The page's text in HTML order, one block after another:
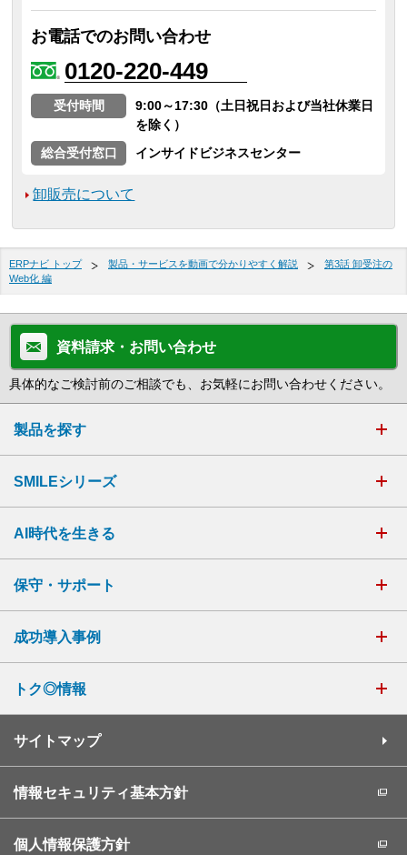
お電話でのお問い合わせ
0120-220-449
受付時間
9:00～17:30（土日祝日および当社休業日
を除く）
総合受付窓口
インサイドビジネスセンター
卸販売について
ERPナビ トップ 製品・サービスを動画で分かりやすく解説
第3話 卸受注の
Web化 編
資料請求・お問い合わせ
具体的なご検討前のご相談でも、お気軽にお問い合わせください。
製品を探す
SMILEシリーズ
AI時代を生きる
保守・サポート
成功導入事例
トク◎情報
サイトマップ
情報セキュリティ基本方針
個人情報保護方針